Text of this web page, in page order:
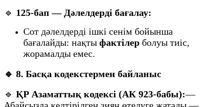
🔹 125-бап — Дәлелдерді бағалау:
Сот дәлелдерді ішкі сенім бойынша
бағалайды: нақты фактілер болуы тиіс,
жорамалды емес.
🔹 8. Басқа кодекстермен байланыс
🔹 ҚР Азаматтық кодексі (АК 923-бабы):—
Абайсызда келтірілген зиян өтелуге жатады.—